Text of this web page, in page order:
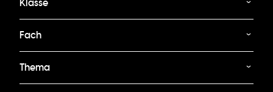
Klasse
Fach
Thema